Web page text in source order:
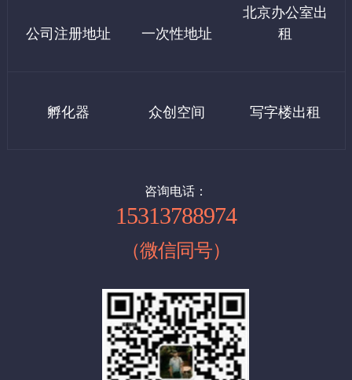
四：东城区虚拟地址：
1、小规模 8000起/年 （提供石景山科技园地址）
2、一般纳税人 12000起/年
企业名称查询
（注册公司第一步，即查名，通过北京市工商行管理局进行公司名
进行综合审定，给予注册核准，并发放盖有市工商行政管理局名称
2，提供证件材料签字
新注册公司申办人提供一个法人和全体股东的身份证各一份、房屋
租赁合同原件，房产证复印件+房东签字，房东身份证复印件+签字
制作相关公司材料并由法人股东签字。
相关行政机关如有新规定，由相关部门和申办人按照国家规定相互
如果需要租房发票，发票税点10个记500元，需要客户自理
你公司需要我们全程办理，按上面价格收费。
公司注册地址 一次性地址
北京办公室出
租
孵化器 众创空间 写字楼出租
咨询电话：
15313788974
（微信同号）